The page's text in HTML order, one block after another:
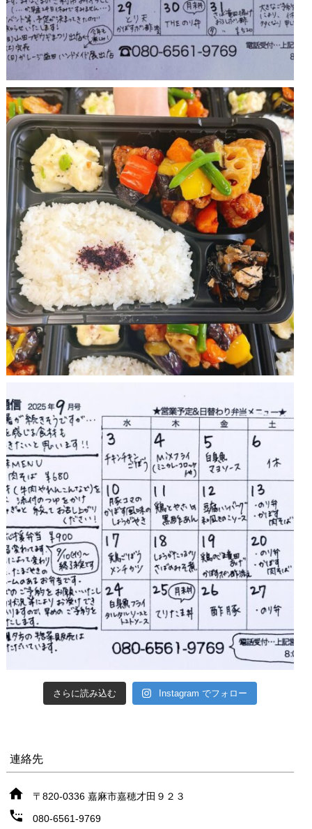
さらに読み込む Instagram でフォロー
連絡先
〒820-0336 嘉麻市嘉穂才田９２３
080-6561-9769